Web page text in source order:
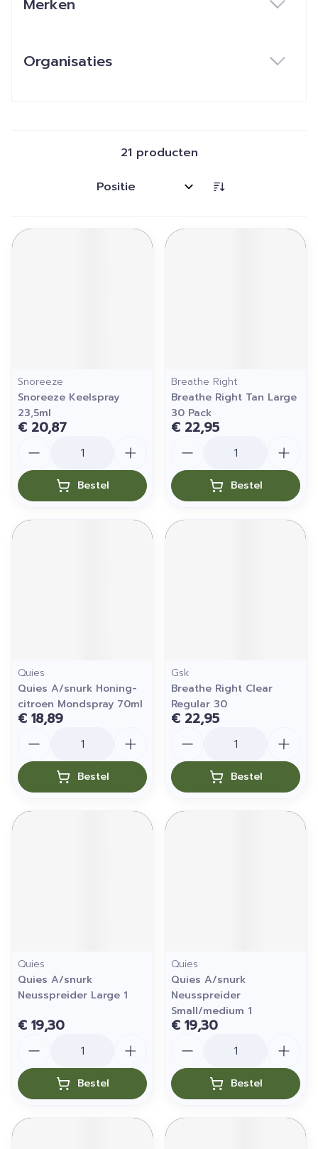
Merken
Organisaties
21 producten
Sorteer op:
Snoreeze
Snoreeze Keelspray
23,5ml
€ 20,87
Bestel
Breathe Right
Breathe Right Tan Large
30 Pack
€ 22,95
Bestel
Quies
Quies A/snurk Honing-
citroen Mondspray 70ml
€ 18,89
Bestel
Gsk
Breathe Right Clear
Regular 30
€ 22,95
Bestel
Quies
Quies A/snurk
Neusspreider Large 1
€ 19,30
Bestel
Quies
Quies A/snurk
Neusspreider
Small/medium 1
€ 19,30
Bestel